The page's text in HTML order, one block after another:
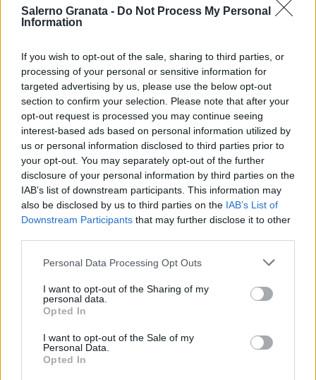
Salerno Granata - Do Not Process My Personal
Information
If you wish to opt-out of the sale, sharing to third parties, or
processing of your personal or sensitive information for
targeted advertising by us, please use the below opt-out
section to confirm your selection. Please note that after your
opt-out request is processed you may continue seeing
interest-based ads based on personal information utilized by
us or personal information disclosed to third parties prior to
your opt-out. You may separately opt-out of the further
disclosure of your personal information by third parties on the
IAB’s list of downstream participants. This information may
also be disclosed by us to third parties on the IAB’s List of
Downstream Participants that may further disclose it to other
Personal Data Processing Opt Outs
I want to opt-out of the Sharing of my
personal data.
Opted In
I want to opt-out of the Sale of my
Personal Data.
Opted In